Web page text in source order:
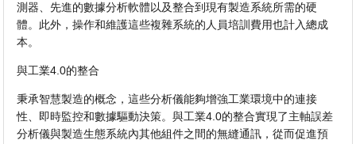
測器、先進的數據分析軟體以及整合到現有製造系統所需的硬
體。此外，操作和維護這些複雜系統的人員培訓費用也計入總成
本。
與工業4.0的整合
秉承智慧製造的概念，這些分析儀能夠增強工業環境中的連接
性、即時監控和數據驅動決策。與工業4.0的整合實現了主軸誤差
分析儀與製造生態系統內其他組件之間的無縫通訊，從而促進預